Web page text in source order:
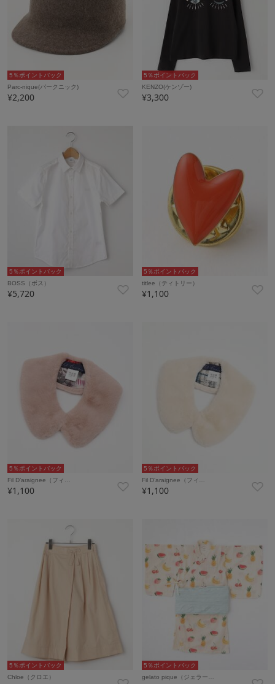
5％ポイントバック
Parc-nique(パークニック)
¥2,200
5％ポイントバック
KENZO(ケンゾー)
¥3,300
5％ポイントバック
BOSS（ボス）
¥5,720
5％ポイントバック
titlee（ティトリー）
¥1,100
5％ポイントバック
Fil D’araignee（フィ…
¥1,100
5％ポイントバック
Fil D’araignee（フィ…
¥1,100
5％ポイントバック
Chloe（クロエ）
5％ポイントバック
gelato pique（ジェラー…